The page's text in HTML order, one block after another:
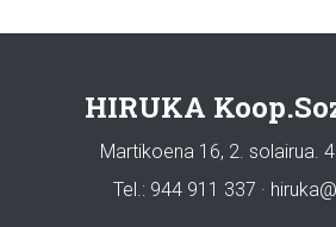
HIRUKA
Martikoena 16, 2. solairua.
Tel.: 944 911 337 ·